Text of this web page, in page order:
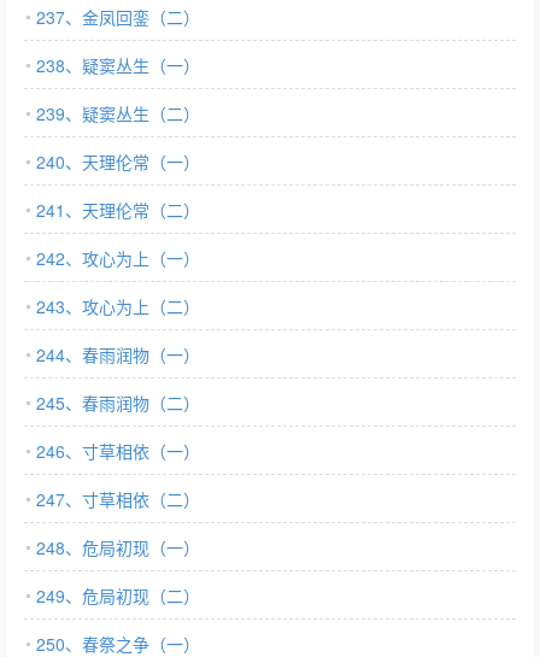
237、金凤回銮（二）
238、疑窦丛生（一）
239、疑窦丛生（二）
240、天理伦常（一）
241、天理伦常（二）
242、攻心为上（一）
243、攻心为上（二）
244、春雨润物（一）
245、春雨润物（二）
246、寸草相依（一）
247、寸草相依（二）
248、危局初现（一）
249、危局初现（二）
250、春祭之争（一）